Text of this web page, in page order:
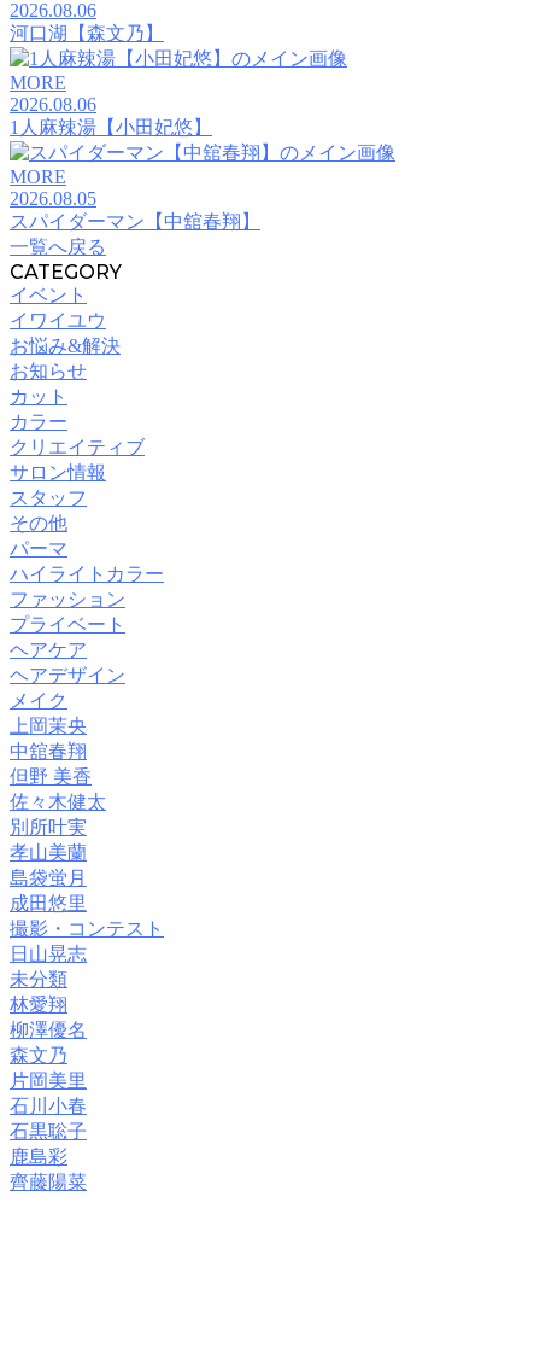
2026.08.06
河口湖【森文乃】
MORE
2026.08.06
1人麻辣湯【小田妃悠】
MORE
2026.08.05
スパイダーマン【中舘春翔】
一覧へ戻る
CATEGORY
イベント
イワイユウ
お悩み&解決
お知らせ
カット
カラー
クリエイティブ
サロン情報
スタッフ
その他
パーマ
ハイライトカラー
ファッション
プライベート
ヘアケア
ヘアデザイン
メイク
上岡茉央
中舘春翔
但野 美香
佐々木健太
別所叶実
孝山美蘭
島袋蛍月
成田悠里
撮影・コンテスト
日山晃志
未分類
林愛翔
柳澤優名
森文乃
片岡美里
石川小春
石黒聡子
鹿島彩
齊藤陽菜